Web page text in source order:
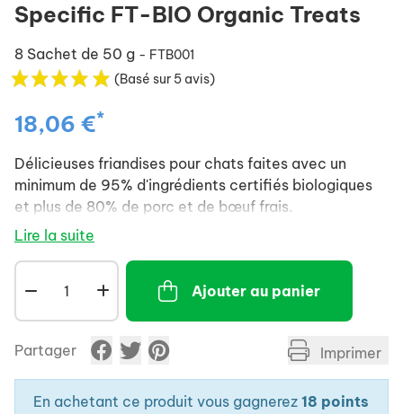
Specific FT-BIO Organic Treats
8 Sachet de 50 g - FTB001
(Basé sur 5 avis)
18,06 €*
Délicieuses friandises pour chats faites avec un
minimum de 95% d'ingrédients certifiés biologiques
et plus de 80% de porc et de bœuf frais.
Lire la suite
Ajouter au panier
Partager Imprimer
En achetant ce produit vous gagnerez 18 points